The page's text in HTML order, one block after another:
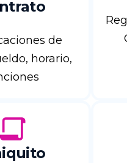
de
horario,